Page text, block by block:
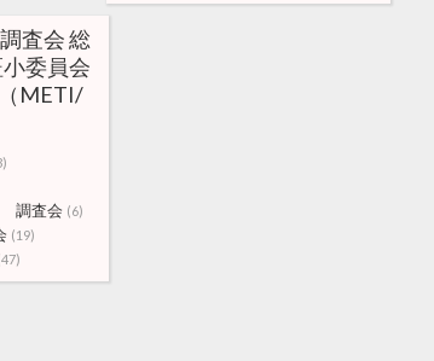
査会 総
委員会
（METI/
調査会 (6)
(19)